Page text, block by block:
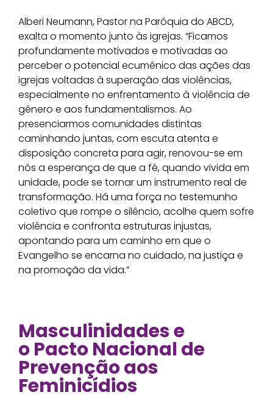
Alberi Neumann, Pastor na Paróquia do ABCD,
exalta o momento junto às igrejas. “Ficamos
profundamente motivados e motivadas ao
perceber o potencial ecumênico das ações das
igrejas voltadas à superação das violências,
especialmente no enfrentamento à violência de
gênero e aos fundamentalismos. Ao
presenciarmos comunidades distintas
caminhando juntas, com escuta atenta e
disposição concreta para agir, renovou-se em
nós a esperança de que a fé, quando vivida em
unidade, pode se tornar um instrumento real de
transformação. Há uma força no testemunho
coletivo que rompe o silêncio, acolhe quem sofre
violência e confronta estruturas injustas,
apontando para um caminho em que o
Evangelho se encarna no cuidado, na justiça e
na promoção da vida.”
Masculinidades e
oPacto Nacional de
Prevenção aos
Feminicídios